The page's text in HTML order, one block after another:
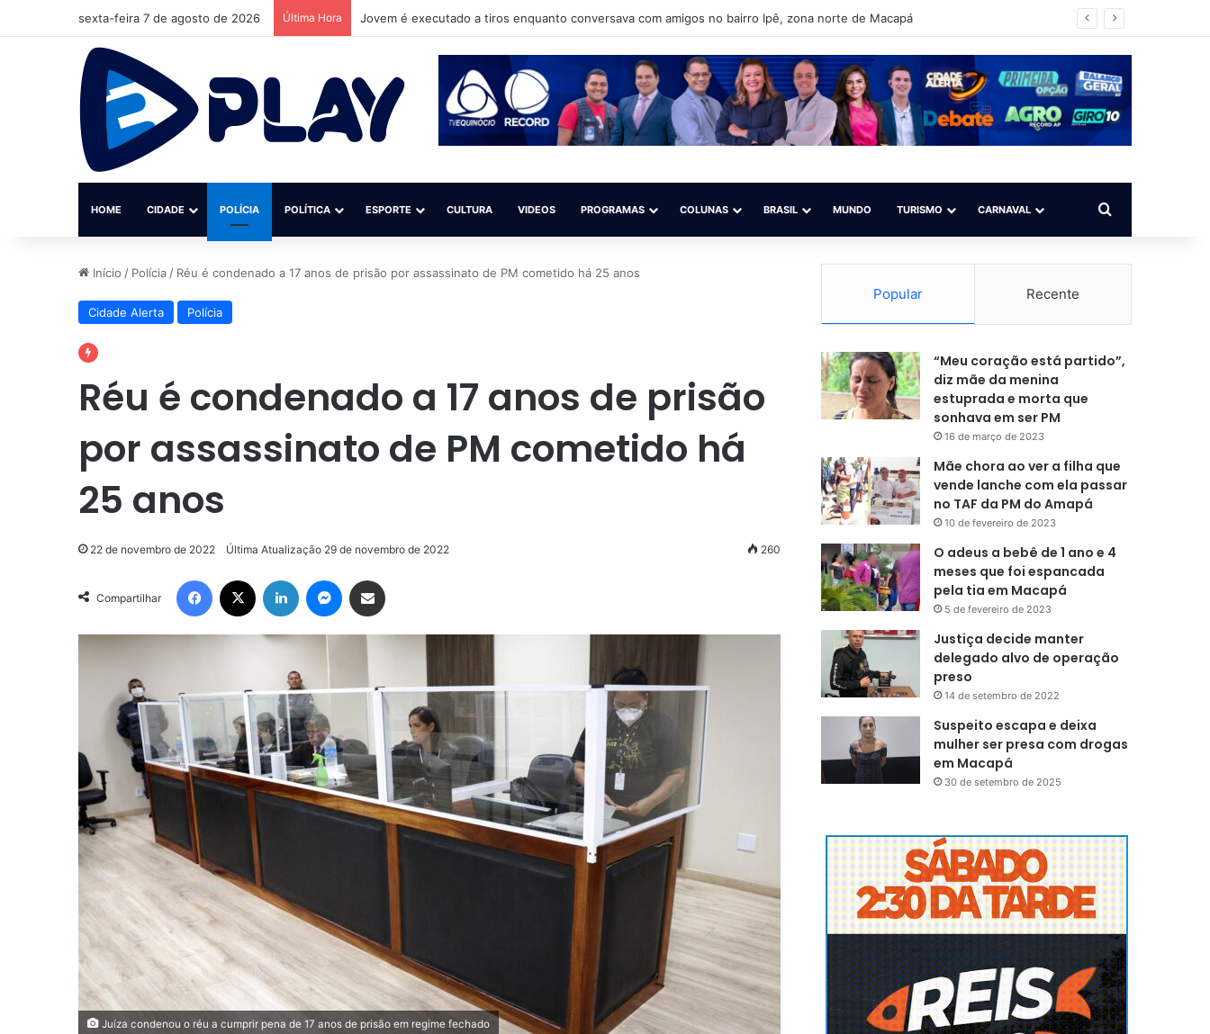
sexta-feira 7 de agosto de 2026 Última Hora Dia dos Pais: A historia de Miracy Neves que encontra na família, motivo de orgulho de sua vida
HOME CIDADE POLÍCIA POLÍTICA ESPORTE CULTURA VIDEOS PROGRAMAS COLUNAS BRASIL MUNDO TURISMO CARNAVAL Procurar por
Início / Polícia / Réu é condenado a 17 anos de prisão por assassinato de PM cometido há 25 anos
Cidade Alerta Polícia
Réu é condenado a 17 anos de prisão
por assassinato de PM cometido há
25 anos
22 de novembro de 2022 Última Atualização 29 de novembro de 2022 260
Compartilhar
Facebook Linkedin Messenger
Juíza condenou o réu a cumprir pena de 17 anos de prisão em regime fechado
Popular Recente
“Meu coração está partido”,
diz mãe da menina
estuprada e morta que
sonhava em ser PM
16 de março de 2023
Mãe chora ao ver a filha que
vende lanche com ela passar
no TAF da PM do Amapá
10 de fevereiro de 2023
O adeus a bebê de 1 ano e 4
meses que foi espancada
pela tia em Macapá
5 de fevereiro de 2023
Justiça decide manter
delegado alvo de operação
preso
14 de setembro de 2022
Suspeito escapa e deixa
mulher ser presa com drogas
em Macapá
30 de setembro de 2025